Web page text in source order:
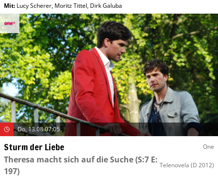
Mit: Lucy Scherer, Moritz Tittel, Dirk Galuba
Do, 13.08 07:05
Sturm der Liebe One
Theresa macht sich auf die Suche(S:7 E:
197)
Telenovela (D 2012)